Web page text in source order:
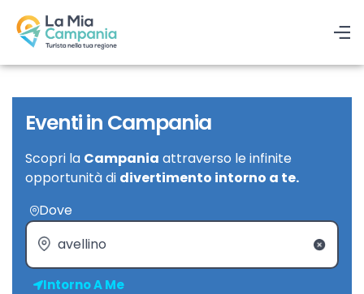
Eventi in Campania
Scopri la Campania attraverso le infinite
opportunità di divertimento intorno a te.
Dove
Intorno A Me